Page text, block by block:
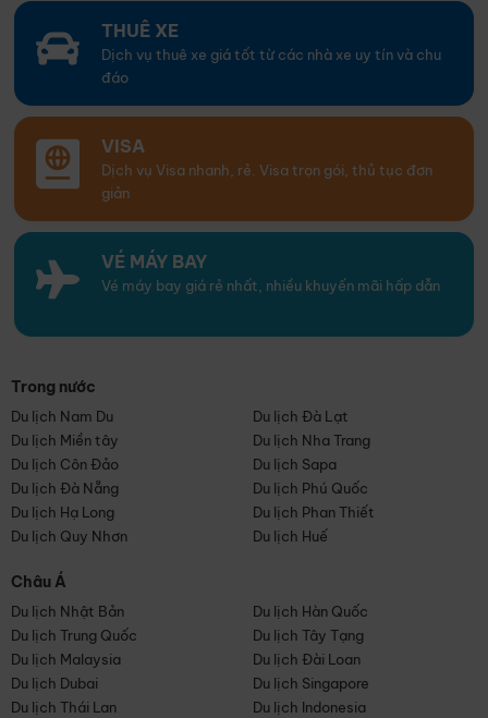
THUÊ XE
Dịch vụ thuê xe giá tốt từ các nhà xe uy tín và chu
đáo
VISA
Dịch vụ Visa nhanh, rẻ. Visa trọn gói, thủ tục đơn
giản
VÉ MÁY BAY
Vé máy bay giá rẻ nhất, nhiều khuyến mãi hấp dẫn
Trong nước
Du lịch Nam Du
Du lịch Đà Lạt
Du lịch Miền tây
Du lịch Nha Trang
Du lịch Côn Đảo
Du lịch Sapa
Du lịch Đà Nẵng
Du lịch Phú Quốc
Du lịch Hạ Long
Du lịch Phan Thiết
Du lịch Quy Nhơn
Du lịch Huế
Châu Á
Du lịch Nhật Bản
Du lịch Hàn Quốc
Du lịch Trung Quốc
Du lịch Tây Tạng
Du lịch Malaysia
Du lịch Đài Loan
Du lịch Dubai
Du lịch Singapore
Du lịch Thái Lan
Du lịch Indonesia